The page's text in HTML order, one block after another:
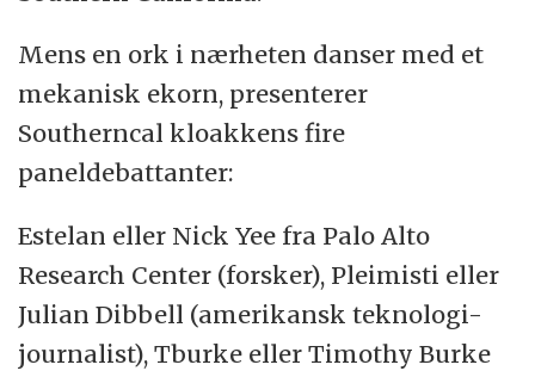
Mens en ork i nærheten danser med et
mekanisk ekorn, presenterer
Southerncal kloakkens fire
paneldebattanter:
Estelan eller Nick Yee fra Palo Alto
Research Center (forsker), Pleimisti eller
Julian Dibbell (amerikansk teknologi-
journalist), Tburke eller Timothy Burke